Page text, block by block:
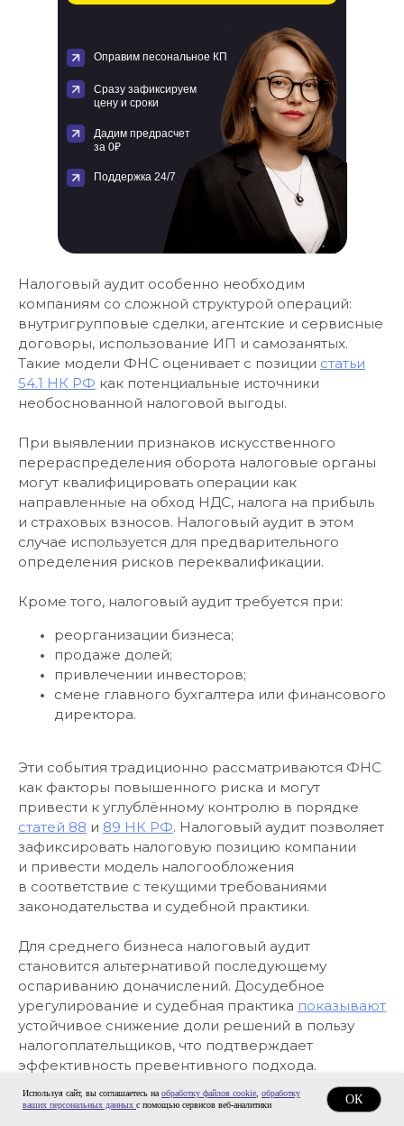
Сразу зафиксируем
цену и сроки
Оправим песональное КП
Дадим предрасчет
за 0₽
Поддержка 24/7
Налоговый аудит особенно необходим
компаниям со сложной структурой операций:
внутригрупповые сделки, агентские и сервисные
договоры, использование ИП и самозанятых.
Такие модели ФНС оценивает с позиции статьи
54.1 НК РФ как потенциальные источники
необоснованной налоговой выгоды.
При выявлении признаков искусственного
перераспределения оборота налоговые органы
могут квалифицировать операции как
направленные на обход НДС, налога на прибыль
и страховых взносов. Налоговый аудит в этом
случае используется для предварительного
определения рисков переквалификации.
Кроме того, налоговый аудит требуется при:
реорганизации бизнеса;
продаже долей;
привлечении инвесторов;
смене главного бухгалтера или финансового
директора.
Эти события традиционно рассматриваются ФНС
как факторы повышенного риска и могут
привести к углублённому контролю в порядке
статей 88 и 89 НК РФ. Налоговый аудит позволяет
зафиксировать налоговую позицию компании
и привести модель налогообложения
в соответствие с текущими требованиями
законодательства и судебной практики.
Для среднего бизнеса налоговый аудит
становится альтернативой последующему
оспариванию доначислений. Досудебное
урегулирование и судебная практика показывают
устойчивое снижение доли решений в пользу
налогоплательщиков, что подтверждает
эффективность превентивного подхода.
Проведение налогового аудита позволяет
перейти от защиты после проверки к системному
Используя сайт, вы соглашаетесь наобработку файлов cookie, обработку
ваших персональных данных с помощью сервисов веб-аналитики ОК